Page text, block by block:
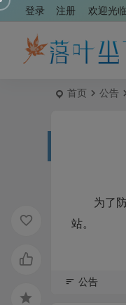
欢迎光临
登录 注册
首页 公告
为了
站。
公告